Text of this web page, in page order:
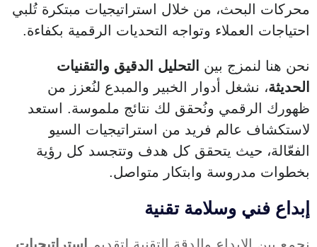
محركات البحث، من خلال استراتيجيات مبتكرة تُلبي
احتياجات العملاء وتواجه التحديات الرقمية بكفاءة.
نحن هنا لنمزج بين
التحليل الدقيق والتقنيات
الحديثة، نشغل أدوار الخبير والمبدع لنُعزز من
ظهورك الرقمي ونُحقق لك نتائج ملموسة. استعد
لاستكشاف عالم فريد من استراتيجيات السيو
الفعّالة، حيث يتحقق كل هدف وتتجسد كل رؤية
بخطوات مدروسة وابتكار متواصل.
إبداع فني وسلامة تقنية